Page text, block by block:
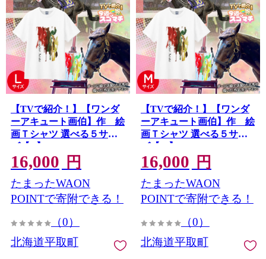
【TVで紹介！】【ワンダ
ーアキュート画伯】作 絵
画Ｔシャツ 選べる５サイ
ズ【L】 BRTV211-3
16,000 円
たまったWAON
POINTで寄附できる！
（0）
北海道平取町
【TVで紹介！】【ワンダ
ーアキュート画伯】作 絵
画Ｔシャツ 選べる５サイ
ズ【M】 BRTV211-2
16,000 円
たまったWAON
POINTで寄附できる！
（0）
北海道平取町